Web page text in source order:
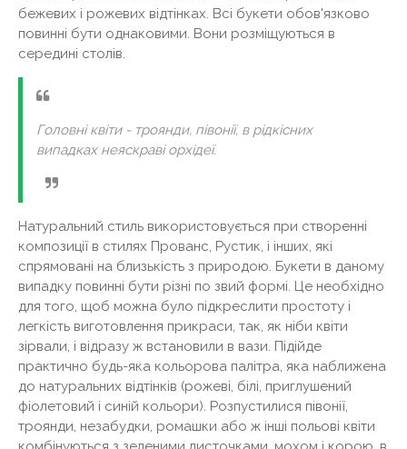
бежевих і рожевих відтінках. Всі букети обов'язково
повинні бути однаковими. Вони розміщуються в
середині столів.
Головні квіти - троянди, півонії, в рідкісних
випадках неяскраві орхідеї.
Натуральний стиль використовується при створенні
композиції в стилях Прованс, Рустик, і інших, які
спрямовані на близькість з природою. Букети в даному
випадку повинні бути різні по звий формі. Це необхідно
для того, щоб можна було підкреслити простоту і
легкість виготовлення прикраси, так, як ніби квіти
зірвали, і відразу ж встановили в вази. Підійде
практично будь-яка кольорова палітра, яка наближена
до натуральних відтінків (рожеві, білі, приглушений
фіолетовий і синій кольори). Розпустилися півонії,
троянди, незабудки, ромашки або ж інші польові квіти